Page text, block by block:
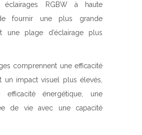
éclairages RGBW à haute
fournir une plus grande
une plage d’éclairage plus
comprennent une efficacité
un impact visuel plus élevés,
efficacité énergétique, une
de vie avec une capacité